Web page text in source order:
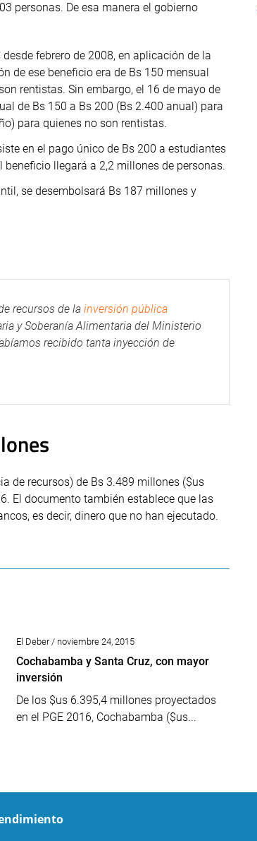
personas. De esa manera el gobierno
febrero de 2008, en aplicación de la
de ese beneficio era de Bs 150 mensual
rentistas. Sin embargo, el 16 de mayo de
de Bs 150 a Bs 200 (Bs 2.400 anual) para
para quienes no son rentistas.
en el pago único de Bs 200 a estudiantes
llegará a 2,2 millones de personas.
se desembolsará Bs 187 millones y
recursos de la inversión pública
y Soberanía Alimentaria del Ministerio
recibido tanta inyección de
de recursos) de Bs 3.489 millones ($us
El documento también establece que las
es decir, dinero que no han ejecutado.
El Deber / noviembre 24, 2015
Cochabamba y Santa Cruz, con mayor
inversión
De los $us 6.395,4 millones proyectados
en el PGE 2016, Cochabamba ($us...